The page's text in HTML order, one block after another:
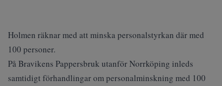
Holmen räknar med att minska personalstyrkan där med
100 personer.
På Bravikens Pappersbruk utanför Norrköping inleds
samtidigt förhandlingar om personalminskning med 100